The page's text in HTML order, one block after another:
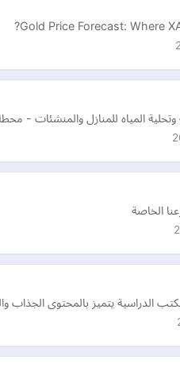
Gold Price Forecast: Where
المياه للمنازل والمنشئات - محطات
الخاصة
الدراسية يتميز بالمحتوى الجذاب